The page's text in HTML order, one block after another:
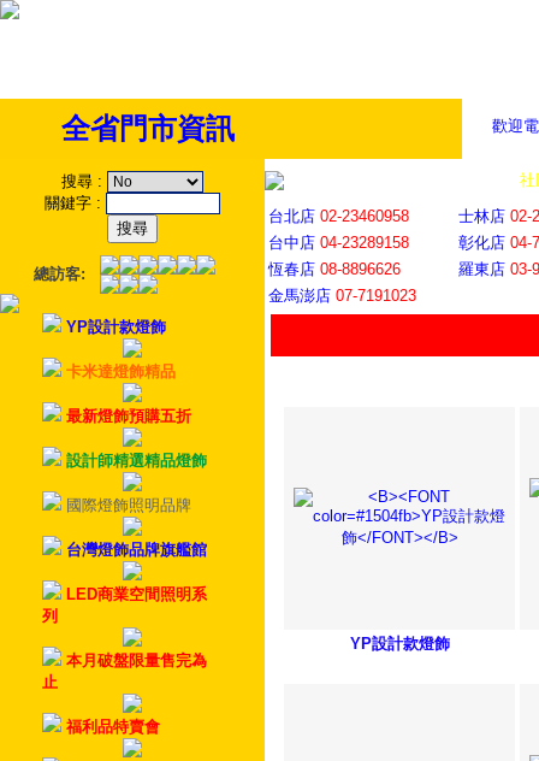
歡迎
全省門市資訊
搜尋 :
關鍵字 :
總訪客:
YP設計款燈飾
卡米達燈飾精品
最新燈飾預購五折
設計師精選精品燈飾
國際燈飾照明品牌
台灣燈飾品牌旗艦館
LED商業空間照明系
列
本月破盤限量售完為
止
福利品特賣會
社
台北店 02-23460958 士林店 02-
台中店 04-23289158 彰化店 04-
恆春店 08-8896626 羅東店 03-
金馬澎店 07-7191023
YP設計款燈飾